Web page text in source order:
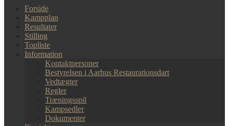
Forside
Kampplan
Resultater
Stilling
Topliste
Information
Kontaktpersoner
Bestyrelsen i Aarhus Restaurationsdart
Vedtægter
Regler
Træningsspil
Kampsedler
Dokumenter